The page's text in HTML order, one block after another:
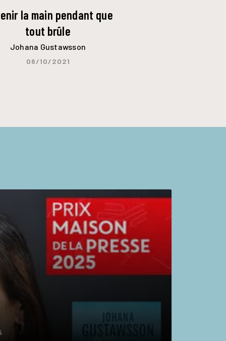
la main pendant que
tout brûle
Johana Gustawsson
06/10/2021